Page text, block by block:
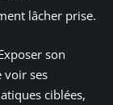
lâcher prise.
son
voir ses
ciblées,